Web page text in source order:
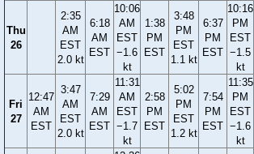
Thu
26
2:35
AM
EST
2.0 kt
6:18
AM
EST
10:06
AM
EST
−1.6
kt
1:38
PM
EST
3:48
PM
EST
1.1 kt
6:37
PM
EST
10:16
PM
EST
−1.5
kt
Fri
27
12:47
AM
EST
3:47
AM
EST
2.0 kt
7:29
AM
EST
11:31
AM
EST
−1.7
kt
2:58
PM
EST
5:02
PM
EST
1.2 kt
7:54
PM
EST
11:35
PM
EST
−1.6
kt